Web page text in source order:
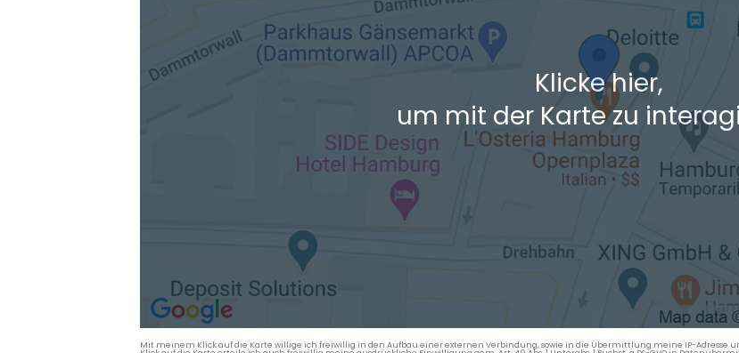
Klicke hier,
um mit der Karte zu
Mit meinem Klick auf die Karte willige ich freiwillig in den Aufbau einer externen Verbindung, sowie in die Übermittlung meine IP-Adresse